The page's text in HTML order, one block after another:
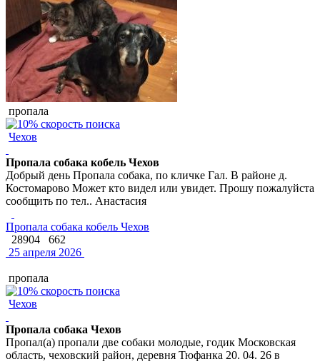
пропала
Чехов
Пропала собака кобель Чехов
Добрый день Пропала собака, по кличке Гал. В районе д.
Костомарово Может кто видел или увидет. Прошу пожалуйста
сообщить по тел.. Анастасия
Пропала собака кобель Чехов
28904
662
25 апреля 2026
пропала
Чехов
Пропала собака Чехов
Пропал(а) пропали две собаки молодые, годик Московская
область, чеховский район, деревня Тюфанка 20. 04. 26 в